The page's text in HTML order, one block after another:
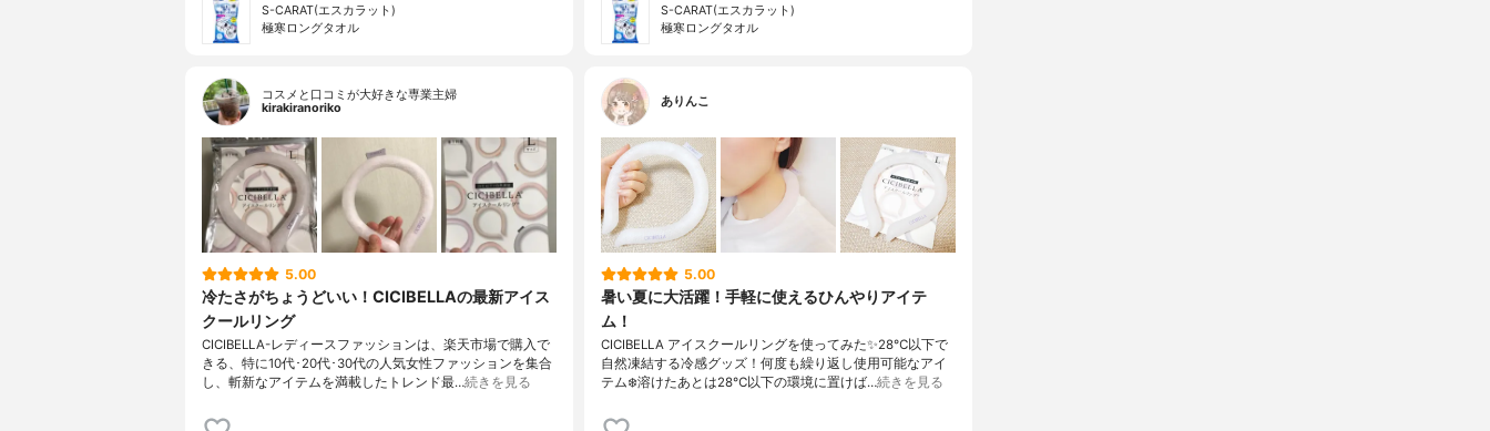
S-CARAT(エスカラット)
極寒ロングタオル
S-CARAT(エスカラット)
極寒ロングタオル
コスメと口コミが大好きな専業主婦
kirakiranoriko
5.00
冷たさがちょうどいい！CICIBELLAの最新アイス
クールリング
CICIBELLA-レディースファッションは、楽天市場で購入で
きる、特に10代･20代･30代の人気女性ファッションを集合
し、斬新なアイテムを満載したトレンド最…続きを見る
ありんこ
5.00
暑い夏に大活躍！手軽に使えるひんやりアイテ
ム！
CICIBELLA アイスクールリングを使ってみた✨28℃以下で
自然凍結する冷感グッズ！何度も繰り返し使用可能なアイ
テム❄️溶けたあとは28℃以下の環境に置けば…続きを見る